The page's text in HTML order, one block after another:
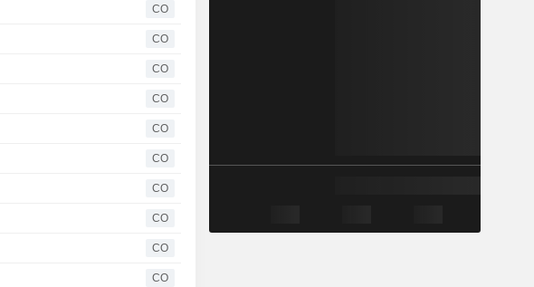
CO
CO
CO
CO
CO
CO
CO
CO
CO
CO